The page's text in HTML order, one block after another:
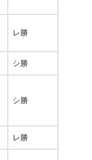
レ勝
シ勝
シ勝
レ勝